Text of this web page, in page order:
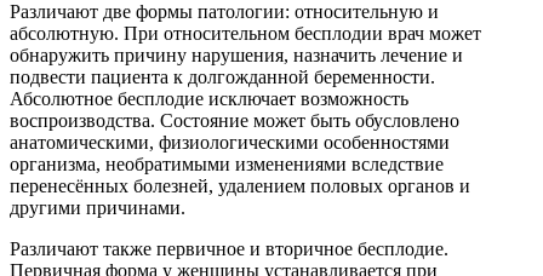
Различают две формы патологии: относительную и
абсолютную. При относительном бесплодии врач может
обнаружить причину нарушения, назначить лечение и
подвести пациента к долгожданной беременности.
Абсолютное бесплодие исключает возможность
воспроизводства. Состояние может быть обусловлено
анатомическими, физиологическими особенностями
организма, необратимыми изменениями вследствие
перенесённых болезней, удалением половых органов и
другими причинами.
Различают также первичное и вторичное бесплодие.
Первичная форма у женщины устанавливается при